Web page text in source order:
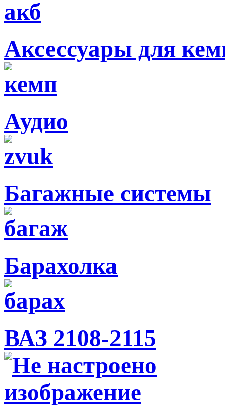
Аксессуары для
Аудио
Багажные системы
Барахолка
ВАЗ 2108-2115